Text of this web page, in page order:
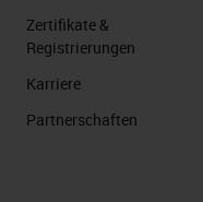
Zertifikate &
Registrierungen
Karriere
Partnerschaften